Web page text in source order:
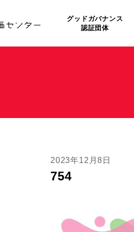
グッドガバナンス
認証団体
2023年12月8日
754